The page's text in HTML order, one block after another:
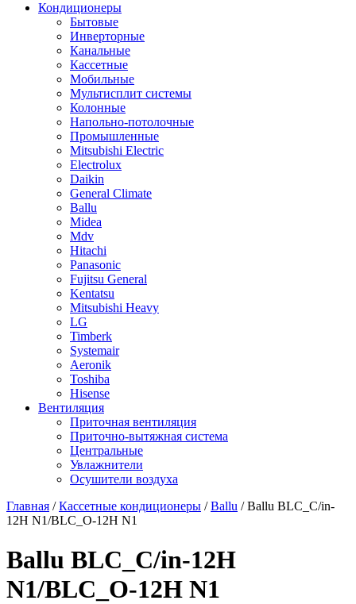
Кондиционеры
Бытовые
Инверторные
Канальные
Кассетные
Мобильные
Мультисплит системы
Колонные
Напольно-потолочные
Промышленные
Mitsubishi Electric
Electrolux
Daikin
General Climate
Ballu
Midea
Mdv
Hitachi
Panasonic
Fujitsu General
Kentatsu
Mitsubishi Heavy
LG
Timberk
Systemair
Aeronik
Toshiba
Hisense
Вентиляция
Приточная вентиляция
Приточно-вытяжная система
Центральные
Увлажнители
Осушители воздуха
Главная /Кассетные кондиционеры /Ballu / Ballu BLC_C/in-
12H N1/BLC_O-12H N1
Ballu BLC_C/in-12H
N1/BLC_O-12H N1